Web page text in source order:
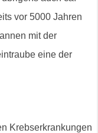
vor 5000 Jahren
mit der
eine der
Krebserkrankungen